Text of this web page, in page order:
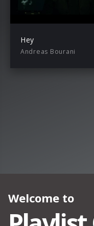
Hey
Andreas Bourani